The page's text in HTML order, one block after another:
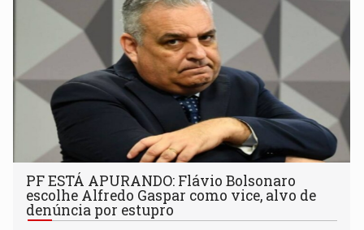
PF ESTÁ APURANDO: Flávio Bolsonaro
escolhe Alfredo Gaspar como vice, alvo de
denúncia por estupro